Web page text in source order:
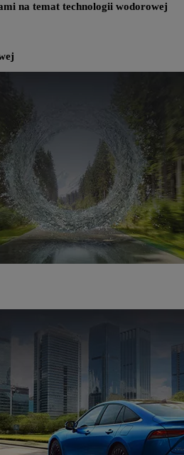
na temat technologii wodorowej